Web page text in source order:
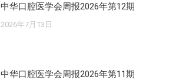
中华口腔医学会周报2026年第12期
2026年7月13日
中华口腔医学会周报2026年第11期